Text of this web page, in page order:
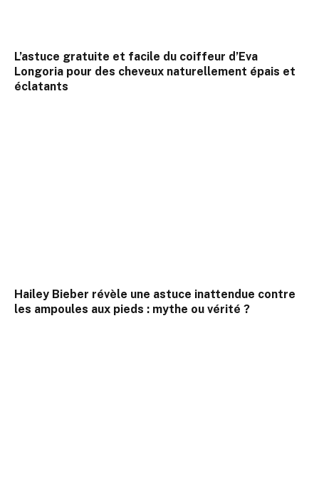
L’astuce gratuite et facile du coiffeur d’Eva
Longoria pour des cheveux naturellement épais et
éclatants
Hailey Bieber révèle une astuce inattendue contre
les ampoules aux pieds : mythe ou vérité ?